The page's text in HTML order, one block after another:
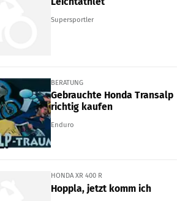
Supersportler
BERATUNG
Gebrauchte Honda Transalp
richtig kaufen
Enduro
HONDA XR 400 R
Hoppla, jetzt komm ich